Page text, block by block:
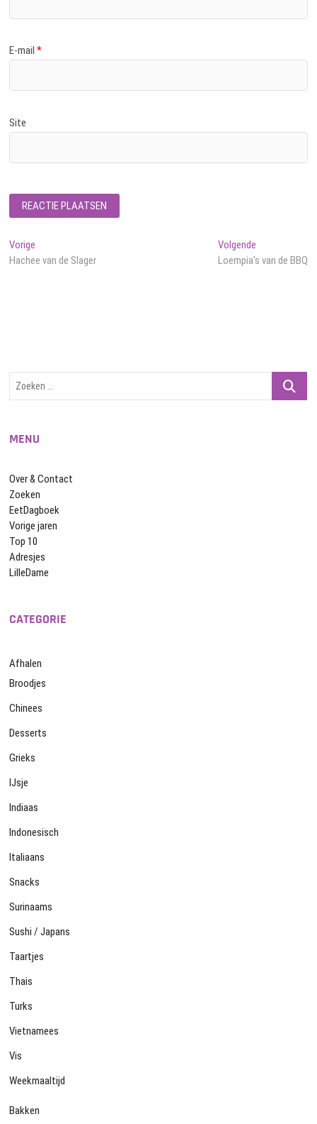
E-mail*
Site
Bericht
navigatie
Vorige
bericht:
Hachee van de Slager
VolgendeVolgend
bericht:
Loempia’s van de BBQ
Zoeken
MENU
Over & Contact
Zoeken
EetDagboek
Vorige jaren
Top 10
Adresjes
LilleDame
CATEGORIE
Afhalen
Broodjes
Chinees
Desserts
Grieks
IJsje
Indiaas
Indonesisch
Italiaans
Snacks
Surinaams
Sushi / Japans
Taartjes
Thais
Turks
Vietnamees
Vis
Weekmaaltijd
Bakken